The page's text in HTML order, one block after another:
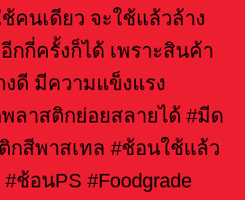
คนเดียว จะใช้แล้วล้าง
กกี่ครั้งก็ได้ เพราะสินค้า
งดี มีความแข็งแรง
ลาสติกย่อยสลายได้ #มีด
กสีพาสเทล #ช้อนใช้แล้ว
ช้อนPS #Foodgrade